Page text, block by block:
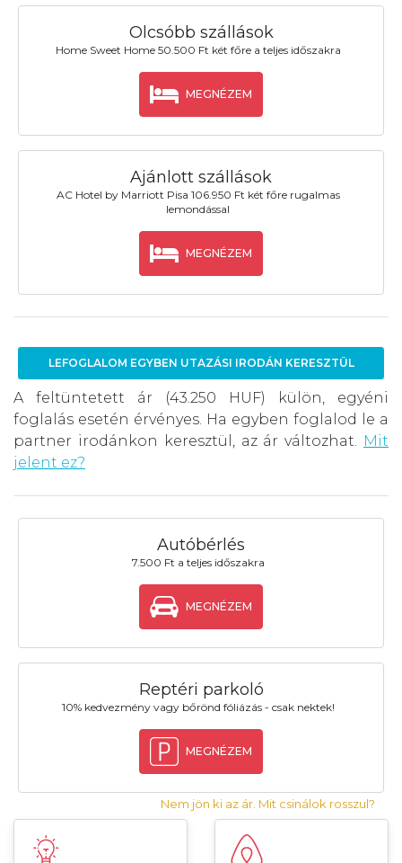
Olcsóbb szállások
Home Sweet Home 50.500 Ft két főre a teljes időszakra
MEGNÉZEM
Ajánlott szállások
AC Hotel by Marriott Pisa 106.950 Ft két főre rugalmas
lemondással
MEGNÉZEM
LEFOGLALOM EGYBEN UTAZÁSI IRODÁN KERESZTÜL
A feltüntetett ár (43.250 HUF) külön, egyéni
foglalás esetén érvényes. Ha egyben foglalod le a
partner irodánkon keresztül, az ár változhat. Mit
jelent ez?
Autóbérlés
7.500 Ft a teljes időszakra
MEGNÉZEM
Reptéri parkoló
10% kedvezmény vagy bőrönd fóliázás - csak nektek!
MEGNÉZEM
Nem jön ki az ár. Mit csinálok rosszul?